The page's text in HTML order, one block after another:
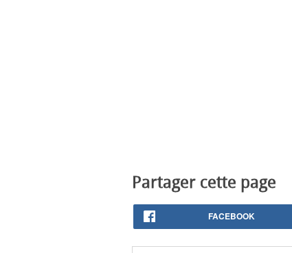
Partager cette page
FACEBOOK